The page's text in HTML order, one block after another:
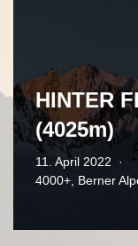
HINTER
(4025m)
11. April 2022
4000+, Berner